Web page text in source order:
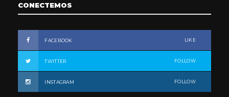
CONECTEMOS
FACEBOOK LIKE
TWITTER FOLLOW
INSTAGRAM FOLLOW